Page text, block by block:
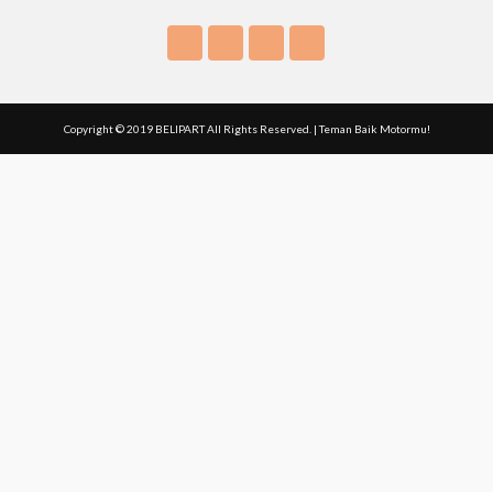
Copyright © 2019 BELIPART All Rights Reserved. | Teman Baik Motormu!